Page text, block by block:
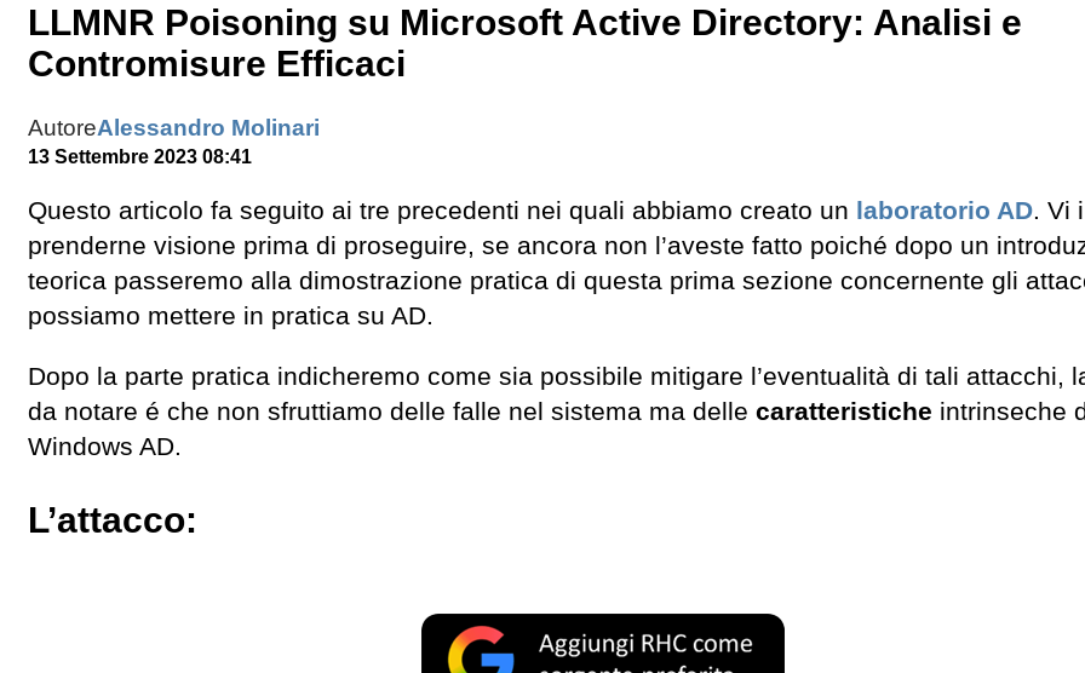
LLMNR Poisoning su Microsoft Active Directory: Analisi e
Contromisure Efficaci
AutoreAlessandro Molinari
13 Settembre 2023 08:41
Questo articolo fa seguito ai tre precedenti nei quali abbiamo creato un laboratorio AD. Vi
prenderne visione prima di proseguire, se ancora non l’aveste fatto poiché dopo un
teorica passeremo alla dimostrazione pratica di questa prima sezione concernente gli
possiamo mettere in pratica su AD.
Dopo la parte pratica indicheremo come sia possibile mitigare l’eventualità di tali attacchi,
da notare é che non sfruttiamo delle falle nel sistema ma delle caratteristiche intrinseche
Windows AD.
L’attacco: